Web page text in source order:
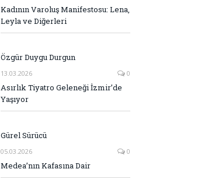
Kadının Varoluş Manifestosu: Lena,
Leyla ve Diğerleri
Özgür Duygu Durgun
13.03.2026 0
Asırlık Tiyatro Geleneği İzmir’de
Yaşıyor
Gürel Sürücü
05.03.2026 0
Medea’nın Kafasına Dair